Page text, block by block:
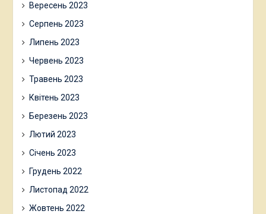
Вересень 2023
Серпень 2023
Липень 2023
Червень 2023
Травень 2023
Квітень 2023
Березень 2023
Лютий 2023
Січень 2023
Грудень 2022
Листопад 2022
Жовтень 2022